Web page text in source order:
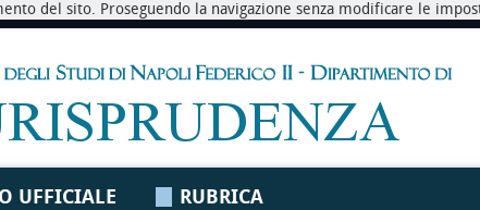
del sito. Proseguendo la navigazione senza modificare le
UFFICIALE RUBRICA